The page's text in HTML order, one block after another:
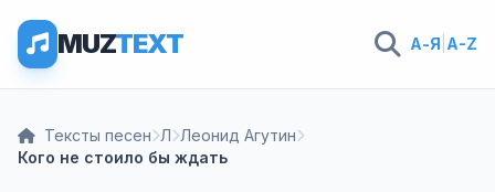
MUZTEXT А-Я A-Z
Тексты песен Л Леонид Агутин
Кого не стоило бы ждать